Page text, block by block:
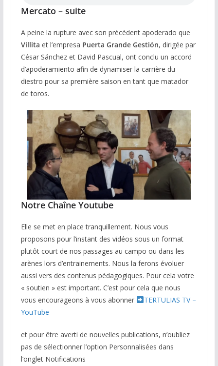
Mercato – suite
A peine la rupture avec son précédent apoderado que
Villita et l’empresa Puerta Grande Gestión, dirigée par
César Sánchez et David Pascual, ont conclu un accord
d’apoderamiento afin de dynamiser la carrière du
diestro pour sa première saison en tant que matador
de toros.
Notre Chaîne Youtube
Elle se met en place tranquillement. Nous vous
proposons pour l’instant des vidéos sous un format
plutôt court de nos passages au campo ou dans les
arènes lors d’entrainements. Nous la ferons évoluer
aussi vers des contenus pédagogiques. Pour cela votre
« soutien » est important. C’est pour cela que nous
vous encourageons à vous abonner
TERTULIAS TV –
YouTube
et pour être averti de nouvelles publications, n’oubliez
pas de sélectionner l’option Personnalisées dans
l’onglet Notifications